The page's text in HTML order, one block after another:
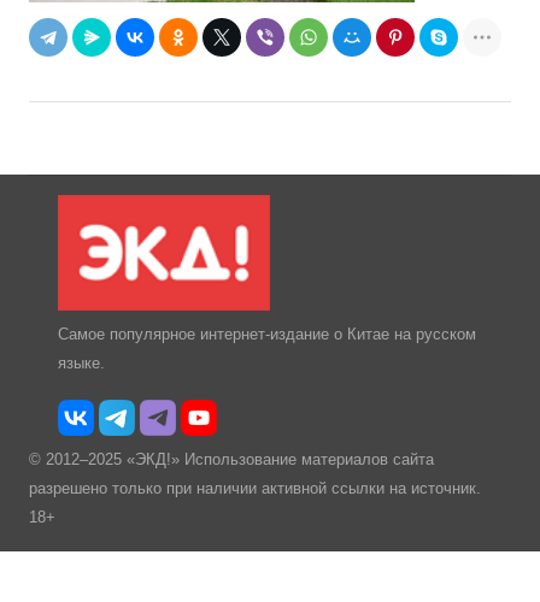
Самое популярное интернет-издание о Китае на русском
языке.
© 2012–2025 «ЭКД!» Использование материалов сайта
разрешено только при наличии активной ссылки на источник.
18+